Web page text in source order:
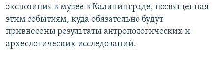
экспозиция в музее в Калининграде, посвященная
этим событиям, куда обязательно будут
привнесены результаты антропологических и
археологических исследований.